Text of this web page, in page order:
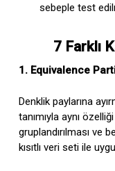
sebeple test
7 Farklı
1. Equivalence
Denklik paylarına
tanımıyla aynı
gruplandırılması ve
kısıtlı veri seti ile